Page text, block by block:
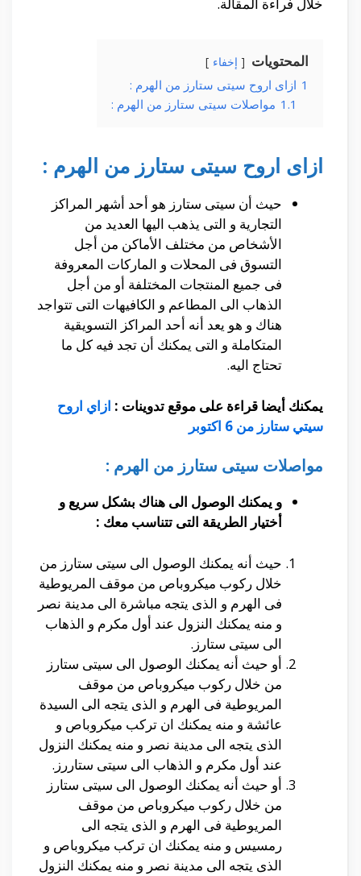
المحتويات إخفاء
1 ازاى اروح سيتى ستارز من الهرم :
1.1 مواصلات سيتى ستارز من الهرم :
ازاى اروح سيتى ستارز من الهرم :
حيث أن سيتى ستارز هو أحد أشهر المراكز
التجارية و التى يذهب اليها العديد من
الأشخاص من مختلف الأماكن من أجل
التسوق فى المحلات و الماركات المعروفة
فى جميع المنتجات المختلفة أو من أجل
الذهاب الى المطاعم و الكافيهات التى تتواجد
هناك و هو يعد أنه أحد المراكز التسويقية
المتكاملة و التى يمكنك أن تجد فيه كل ما
تحتاج اليه.
يمكنك أيضا قراءة على موقع تدوينات : ازاي اروح
سيتي ستارز من 6 اكتوبر
مواصلات سيتى ستارز من الهرم :
و يمكنك الوصول الى هناك بشكل سريع و
أختيار الطريقة التى تتناسب معك :
حيث أنه يمكنك الوصول الى سيتى ستارز من
خلال ركوب ميكروباص من موقف المريوطية
فى الهرم و الذى يتجه مباشرة الى مدينة نصر
و منه يمكنك النزول عند أول مكرم و الذهاب
الى سيتى ستارز.
أو حيث أنه يمكنك الوصول الى سيتى ستارز
من خلال ركوب ميكروباص من موقف
المريوطية فى الهرم و الذى يتجه الى السيدة
عائشة و منه يمكنك ان تركب ميكروباص و
الذى يتجه الى مدينة نصر و منه يمكنك النزول
عند أول مكرم و الذهاب الى سيتى ستاررز.
أو حيث أنه يمكنك الوصول الى سيتى ستارز
من خلال ركوب ميكروباص من موقف
المريوطية فى الهرم و الذى يتجه الى
رمسيس و منه يمكنك ان تركب ميكروباص و
الذى يتجه الى مدينة نصر و منه يمكنك النزول